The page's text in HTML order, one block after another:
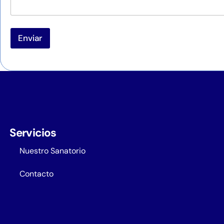
Enviar
Servicios
Nuestro Sanatorio
Contacto